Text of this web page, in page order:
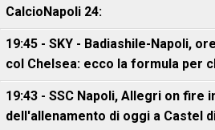
CalcioNapoli 24:
19:45 - SKY - Badiashile-Napoli,
col Chelsea: ecco la formula per
19:43 - SSC Napoli, Allegri on fire
dell'allenamento di oggi a Castel